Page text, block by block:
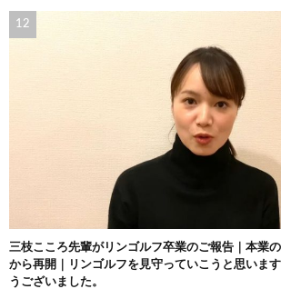
三枝こころ先輩がリンゴルフ卒業のご報告｜本業
から再開｜リンゴルフを見守っていこうと思いま
うございました。